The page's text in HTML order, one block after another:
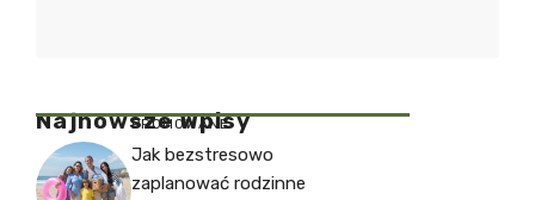
Najnowsze Wpisy
PROMOWANE
Jak bezstresowo
zaplanować rodzinne